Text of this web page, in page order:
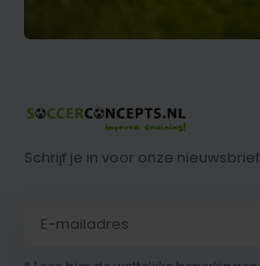
Schrijf je in voor onze nieuwsbrief